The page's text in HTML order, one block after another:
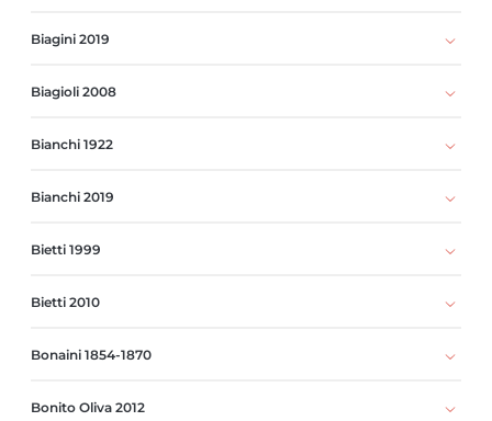
Biagini 2019
Biagioli 2008
Bianchi 1922
Bianchi 2019
Bietti 1999
Bietti 2010
Bonaini 1854-1870
Bonito Oliva 2012